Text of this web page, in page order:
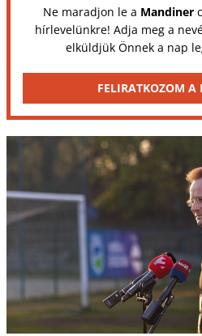
Ne maradjon le a Mandiner
hírlevelünkre! Adja meg a
elküldjük Önnek a nap
FELIRATKOZOM A